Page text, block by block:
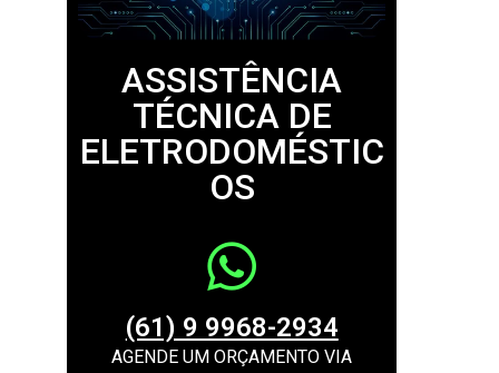
ASSISTÊNCIA
TÉCNICA DE
ELETRODOMÉSTIC
OS
(61) 9 9968-2934
AGENDE UM ORÇAMENTO VIA